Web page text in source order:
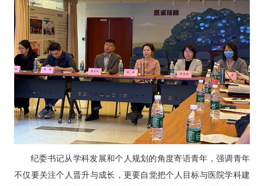
纪委书记从学科发展和个人规划的角度寄语青年，强调青年
不仅要关注个人晋升与成长，更要自觉把个人目标与医院学科建